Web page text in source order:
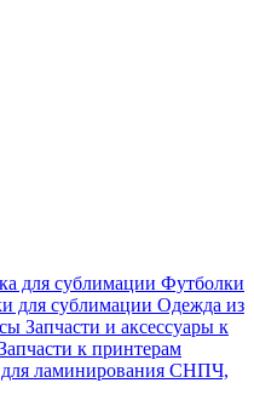
для сублимации Футболки
для сублимации Одежда из
Запчасти и аксессуары к
к принтерам
ламинирования СНПЧ,